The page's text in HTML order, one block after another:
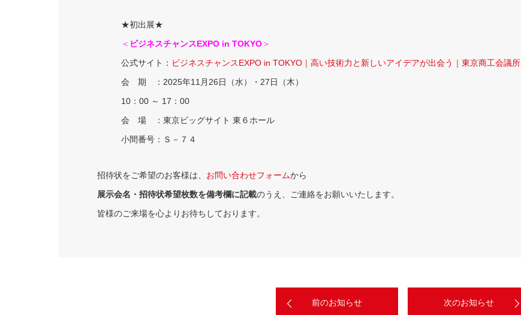
★初出展★
＜ ビジネスチャンスEXPO in TOKYO＞
公式サイト： ビジネスチャンスEXPO in TOKYO｜高い技術力と新しいアイデアが出会う｜東京商工会議所
会 期 ：2025年11月26日（水）・27日（木）
10：00 ～ 17：00
会 場 ：東京ビッグサイト 東６ホール
小間番号：Ｓ－７４
招待状をご希望のお客様は、 お問い合わせフォームから
展示会名・招待状希望枚数を備考欄に記載のうえ、ご連絡をお願いいたします。
皆様のご来場を心よりお待ちしております。
前のお知らせ 次のお知らせ